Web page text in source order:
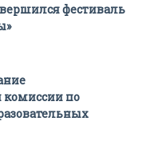
фестиваль
комиссии по